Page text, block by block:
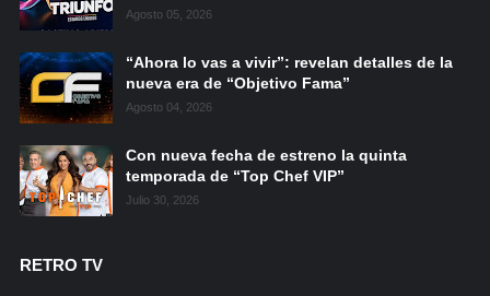
Agosto 05, 2026
“Ahora lo vas a vivir”: revelan detalles de la
nueva era de “Objetivo Fama”
Agosto 04, 2026
Con nueva fecha de estreno la quinta
temporada de “Top Chef VIP”
Julio 30, 2026
RETRO TV